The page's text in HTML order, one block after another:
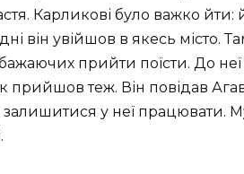
Карликові було важко йти:
він увійшов в якесь місто.
прийти поїсти. До неї
теж. Він повідав
у неї працювати.